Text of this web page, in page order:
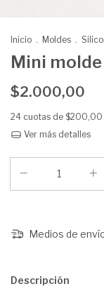
Inicio . Moldes .
Mini
$2.000,00
24 cuotas de $200,00
Ver más detalles
Medios de
Descripción